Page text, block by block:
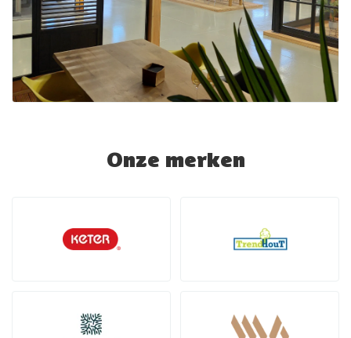
Onze merken